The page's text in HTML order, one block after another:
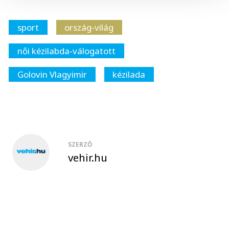
sport
ország-világ
női kézilabda-válogatott
Golovin Vlagyimir
kézilada
SZERZŐ
vehir.hu